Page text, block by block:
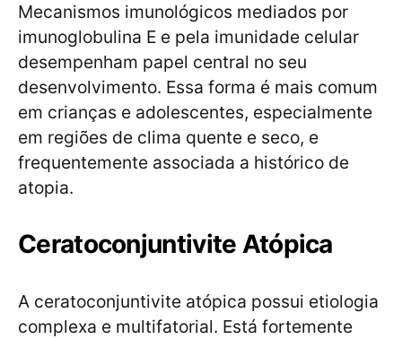
Mecanismos imunológicos mediados por
imunoglobulina E e pela imunidade celular
desempenham papel central no seu
desenvolvimento. Essa forma é mais comum
em crianças e adolescentes, especialmente
em regiões de clima quente e seco, e
frequentemente associada a histórico de
atopia.
Ceratoconjuntivite Atópica
A ceratoconjuntivite atópica possui etiologia
complexa e multifatorial. Está fortemente